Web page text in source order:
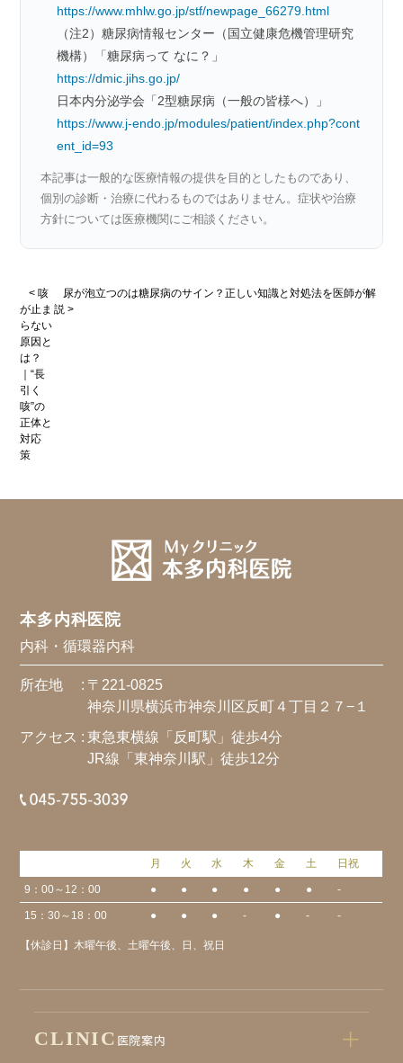
https://www.mhlw.go.jp/stf/newpage_66279.html
（注2）糖尿病情報センター（国立健康危機管理研究
機構）「糖尿病って なに？」
https://dmic.jihs.go.jp/
日本内分泌学会「2型糖尿病（一般の皆様へ）」
https://www.j-endo.jp/modules/patient/index.php?cont
ent_id=93
本記事は一般的な医療情報の提供を目的としたものであり、
個別の診断・治療に代わるものではありません。症状や治療
方針については医療機関にご相談ください。
< 咳
が止ま
らない
原因と
は？
｜“長
引く
咳”の
正体と
対応
策
尿が泡立つのは糖尿病のサイン？正しい知識と対処法を医師が解
説 >
本多内科医院
内科・循環器内科
所在地 : 〒221-0825
神奈川県横浜市神奈川区反町４丁目２７−１
アクセス : 東急東横線「反町駅」徒歩4分
JR線「東神奈川駅」徒歩12分
月 火 水 木 金 土 日祝
9：00～12：00 ● ● ● ● ● ● -
15：30～18：00 ● ● ● - ● - -
【休診日】木曜午後、土曜午後、日、祝日
CLINIC 医院案内